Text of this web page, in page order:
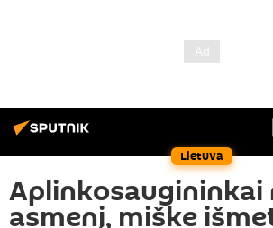
Lietuva
asmenį, miške